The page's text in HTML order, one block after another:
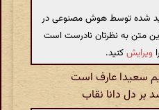
شده توسط هوش مصنوعی در
این متن به نظرتان نادرست است
ویرایشکنید.
سعیدا عارف است
بر دل دانا نقاب